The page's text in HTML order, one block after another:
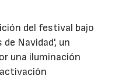
del festival bajo
Navidad', un
una iluminación